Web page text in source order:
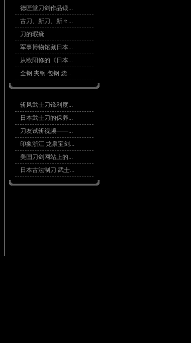
德匠堂刀剑作品锻...
古刀、新刀、新々...
刀的瑕疵
军事博物馆藏日本...
从欧阳修的《日本...
全钢.夹钢.包钢.烧...
斩风武士刀锋利度...
日本武士刀的保养...
刀友试斩视频——...
印象浙江 龙泉宝剑...
美国刀剑网站上的...
日本古法制刀 武士...